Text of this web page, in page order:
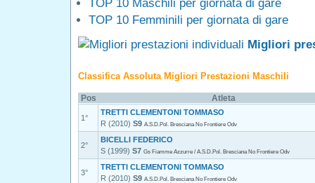
TOP 10 Maschili per giornata di gare
TOP 10 Femminili per giornata di gare
Migliori
Classifica Assoluta Migliori Prestazioni Maschili
Pos Atleta
1°
TRETTI CLEMENTONI TOMMASO
R (2010) S9 A.S.D.Pol. Bresciana No Frontiere Odv
2°
BICELLI FEDERICO
S (1999) S7 Gs Fiamme Azzurre / A.S.D.Pol. Bresciana No Frontiere Odv
3°
TRETTI CLEMENTONI TOMMASO
R (2010) S9 A.S.D.Pol. Bresciana No Frontiere Odv